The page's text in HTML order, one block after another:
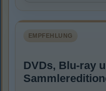
EMPFEHLUNG
DVDs, Blu-ray